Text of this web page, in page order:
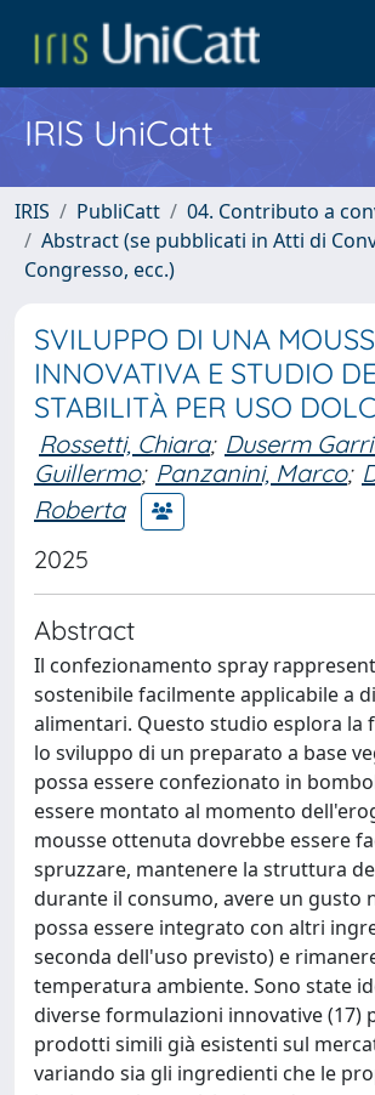
IRIS UniCatt
IRIS PubliCatt
04. Contributo a
Abstract (se pubblicati in Atti di
Congresso, ecc.)
SVILUPPO DI UNA
INNOVATIVA E STUDIO
STABILITÀ PER USO
Rossetti, Chiara; Duserm
Guillermo; Panzanini, Marco;
Roberta
2025
Abstract
Il confezionamento spray
sostenibile facilmente applicabile a
alimentari. Questo studio esplora la
lo sviluppo di un preparato a base
possa essere confezionato in
essere montato al momento
mousse ottenuta dovrebbe essere
spruzzare, mantenere la struttura
durante il consumo, avere un gusto
possa essere integrato con altri
seconda dell'uso previsto) e
temperatura ambiente. Sono state
diverse formulazioni innovative (17)
prodotti simili già esistenti sul
variando sia gli ingredienti che le